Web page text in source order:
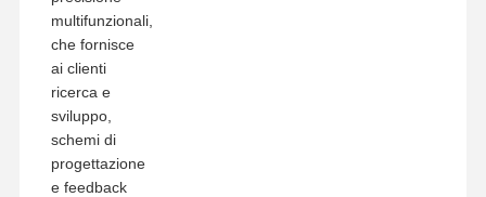
multifunzionali,
che fornisce
ai clienti
ricerca e
sviluppo,
schemi di
progettazione
e feedback